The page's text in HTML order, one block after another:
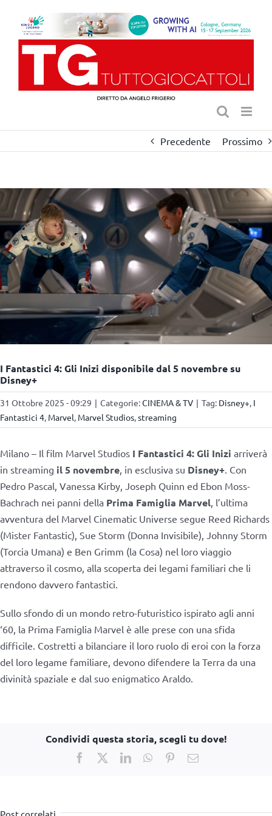
contenuto
Precedente Prossimo
I Fantastici 4: Gli Inizi disponibile dal 5 novembre su
Disney+
31 Ottobre 2025 - 09:29 | Categorie:CINEMA & TV | Tag: Disney+, I
Fantastici 4, Marvel, Marvel Studios,streaming
Milano – Il film Marvel Studios I Fantastici 4: Gli Inizi arriverà
in streaming il 5 novembre, in esclusiva su Disney+. Con
Pedro Pascal, Vanessa Kirby, Joseph Quinn ed Ebon Moss-
Bachrach nei panni della Prima Famiglia Marvel, l’ultima
avventura del Marvel Cinematic Universe segue Reed Richards
(Mister Fantastic), Sue Storm (Donna Invisibile), Johnny Storm
(Torcia Umana) e Ben Grimm (la Cosa) nel loro viaggio
attraverso il cosmo, alla scoperta dei legami familiari che li
rendono davvero fantastici.
Sullo sfondo di un mondo retro-futuristico ispirato agli anni
‘60, la Prima Famiglia Marvel è alle prese con una sfida
difficile. Costretti a bilanciare il loro ruolo di eroi con la forza
del loro legame familiare, devono difendere la Terra da una
divinità spaziale e dal suo enigmatico Araldo.
Condividi questa storia, scegli tu dove!
Facebook
X LinkedInWhatsApp
PinterestEmail